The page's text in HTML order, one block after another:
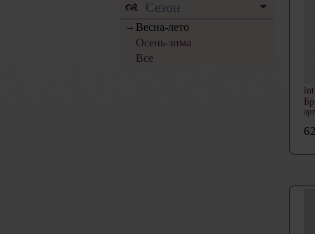
Сезон
Весна-лето
Осень-зима
Все